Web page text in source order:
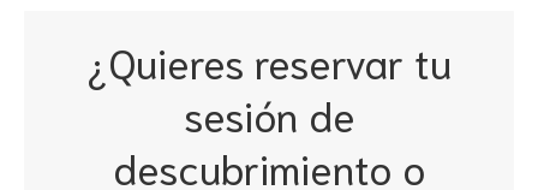
¿Quieres reservar tu
sesión de
descubrimiento o